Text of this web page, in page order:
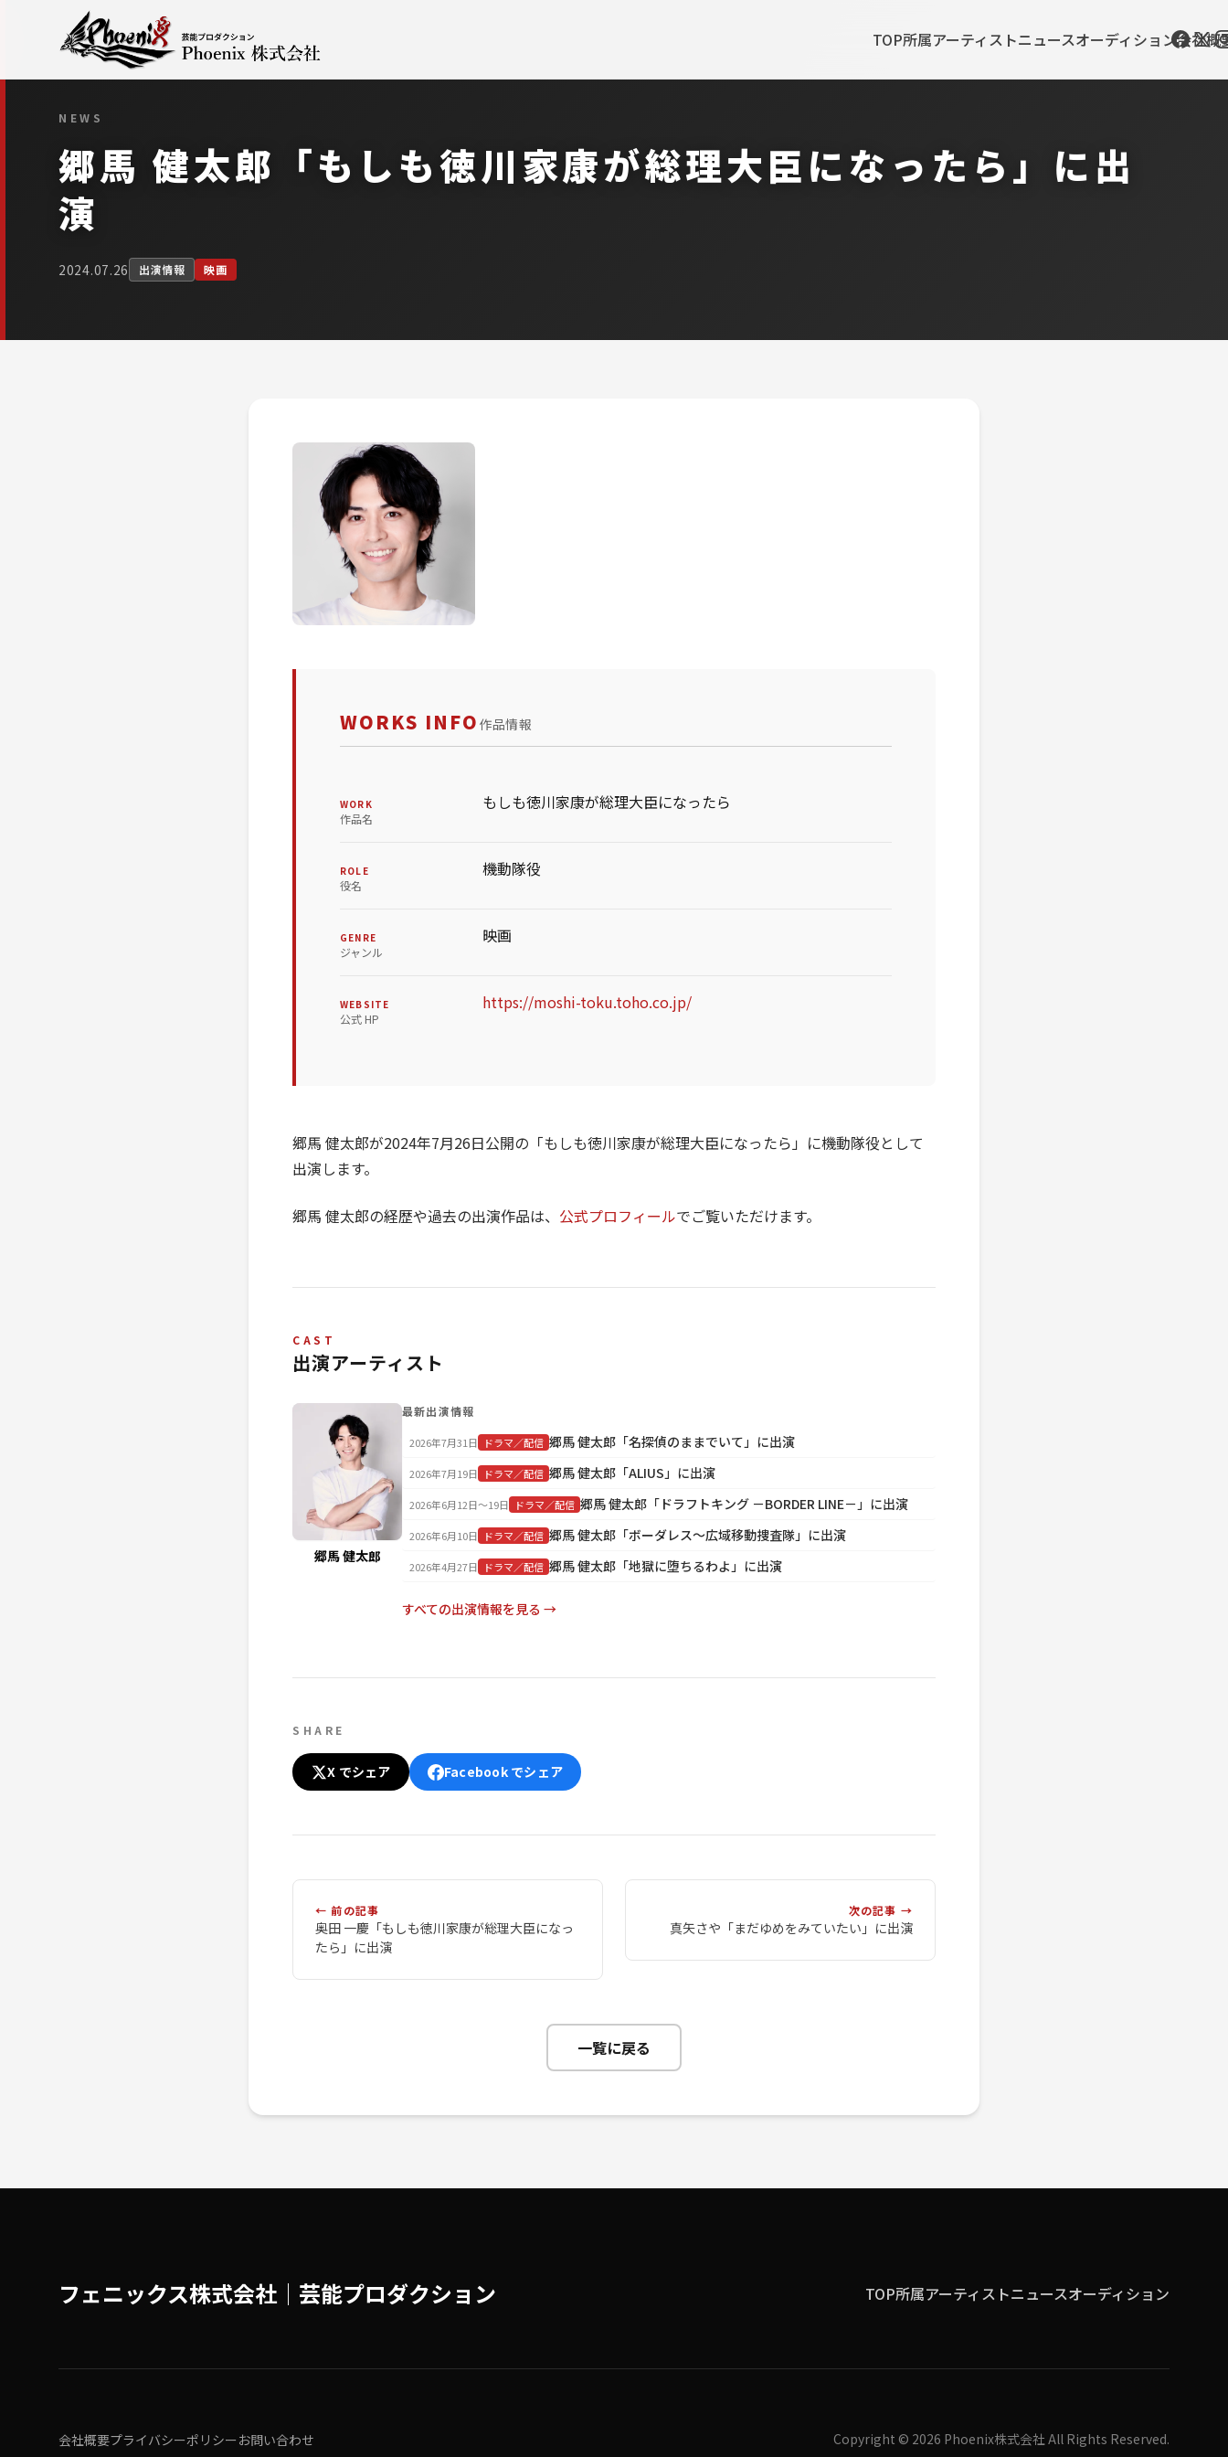
TOP所属アーティストニュースオーディション会社概
NEWS
郷馬 健太郎「もしも徳川家康が総理大臣になったら」に出
演
2024.07.26 出演情報 映画
WORKS INFO 作品情報
WORK
作品名
もしも徳川家康が総理大臣になったら
ROLE
役名
機動隊役
GENRE
ジャンル
映画
WEBSITE
公式 HP
https://moshi-toku.toho.co.jp/
郷馬 健太郎が2024年7月26日公開の「もしも徳川家康が総理大臣になったら」に機動隊役として
出演します。
郷馬 健太郎の経歴や過去の出演作品は、 公式プロフィールでご覧いただけます。
CAST
出演アーティスト
郷馬 健太郎
最新出演情報
2026年7月31日 ドラマ／配信 郷馬 健太郎「名探偵のままでいて」に出演
2026年7月19日 ドラマ／配信 郷馬 健太郎「ALIUS」に出演
2026年6月12日〜19日 ドラマ／配信 郷馬 健太郎「ドラフトキング －BORDER LINE－」に出演
2026年6月10日 ドラマ／配信 郷馬 健太郎「ボーダレス～広域移動捜査隊」に出演
2026年4月27日 ドラマ／配信 郷馬 健太郎「地獄に堕ちるわよ」に出演
すべての出演情報を見る →
SHARE
X でシェア Facebook でシェア
← 前の記事
奥田 一慶「もしも徳川家康が総理大臣になっ
たら」に出演
次の記事 →
真矢さや「まだゆめをみていたい」に出演
一覧に戻る
フェニックス株式会社│芸能プロダクション TOP所属アーティストニュースオーディション
会社概要プライバシーポリシー お問い合わせ Copyright © 2026 Phoenix株式会社 All Rights Reserved.